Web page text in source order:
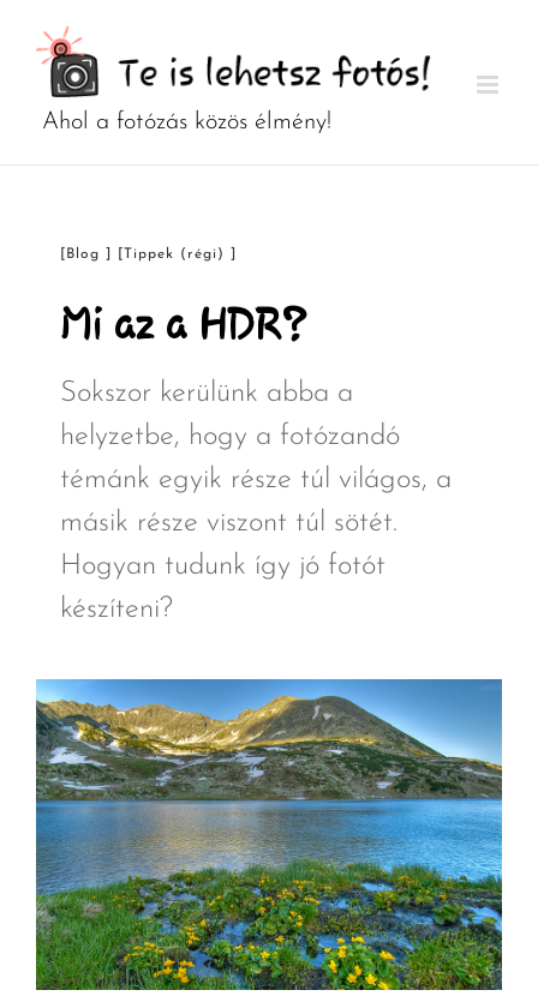
[Blog ] [Tippek (régi) ]
Mi az a HDR?
Sokszor kerülünk abba a
helyzetbe, hogy a fotózandó
témánk egyik része túl világos, a
másik része viszont túl sötét.
Hogyan tudunk így jó fotót
készíteni?